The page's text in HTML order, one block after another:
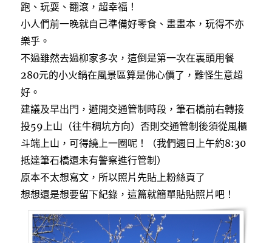
跑、玩耍、翻滾，超幸福！
小人們前一晚就自己準備好零食、畫畫本，玩得不亦
樂乎。
不過雖然去過柳家多次，這倒是第一次在裏頭用餐
280元的小火鍋在風景區算是佛心價了，難怪生意超
好。
建議及早出門，避開交通管制時段，筆石橋前右轉接
投59上山（往牛稠坑方向）否則交通管制後須從風櫃
斗端上山，可得繞上一圈呢！（我們週日上午約8:30
抵達筆石橋還未有警察進行管制）
原本不太想寫文，所以照片先貼上粉絲頁了
想想還是想要留下紀錄，這篇就簡單貼貼照片吧！